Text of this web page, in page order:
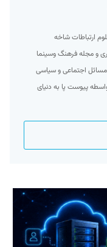
ارتباطات شاخه
و مجله فرهنگ وسینما
مسائل اجتماعی و سیاسی
شدم و به واسطه پیوست پا به دنیای